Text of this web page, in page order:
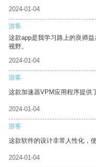
2024-01-04
游客
这款app是我学习路上的良师
视野。
2024-01-04
游客
这款加速器VPM应用程序提供
2024-01-04
游客
这款软件的设计非常人性化，
2024-01-04